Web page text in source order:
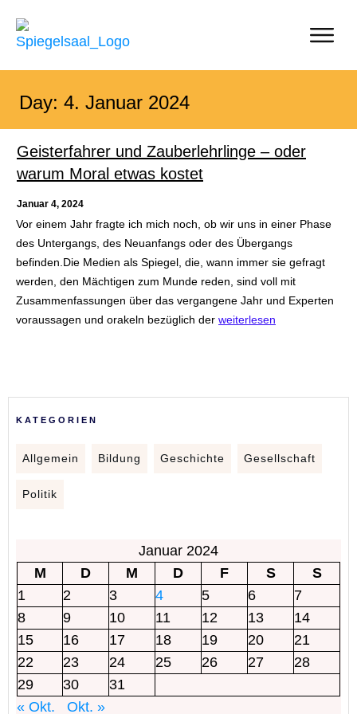
Day: 4. Januar 2024
Geisterfahrer und Zauberlehrlinge – oder
warum Moral etwas kostet
Januar 4, 2024
Vor einem Jahr fragte ich mich noch, ob wir uns in einer Phase
des Untergangs, des Neuanfangs oder des Übergangs
befinden.Die Medien als Spiegel, die, wann immer sie gefragt
werden, den Mächtigen zum Munde reden, sind voll mit
Zusammenfassungen über das vergangene Jahr und Experten
voraussagen und orakeln bezüglich der weiterlesen
KATEGORIEN
Allgemein Bildung Geschichte Gesellschaft
Politik
Januar 2024
M
D M D F S
S
1
2 3 4 5 6
7
8
9 10 11 12 13
14
15
16 17 18 19 20
21
22
23 24 25 26 27
28
29
30
31
« Okt.
Okt. »